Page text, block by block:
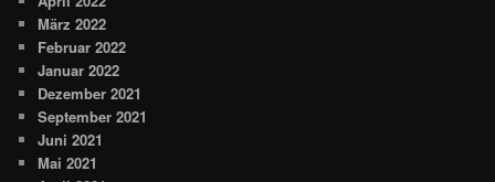
März 2022
Februar 2022
Januar 2022
Dezember 2021
September 2021
Juni 2021
Mai 2021